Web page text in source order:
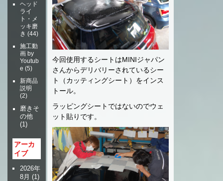
今回使用するシートはMINIジャパン
さんからデリバリーされているシー
ト（カッティングシート）をインス
トール。
ラッピングシートではないのでウェ
ット貼りです。
ヘッド
ライ
ト・メ
ッキ磨
き (44)
施工動
画 by
Youtub
e (5)
新商品
説明
(2)
磨きそ
の他
(1)
アーカ
イブ
2026年
8月 (1)